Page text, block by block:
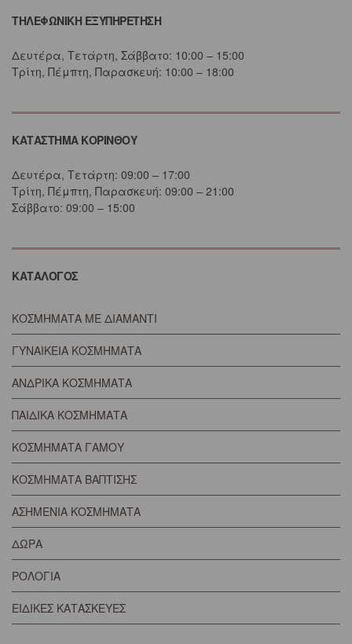
ΤΗΛΕΦΩΝΙΚΗ ΕΞΥΠΗΡΕΤΗΣΗ
Δευτέρα, Τετάρτη, Σάββατο: 10:00 – 15:00
Τρίτη, Πέμπτη, Παρασκευή: 10:00 – 18:00
ΚΑΤΑΣΤΗΜΑ ΚΟΡΙΝΘΟΥ
Δευτέρα, Τετάρτη: 09:00 – 17:00
Τρίτη, Πέμπτη, Παρασκευή: 09:00 – 21:00
Σάββατο: 09:00 – 15:00
ΚΑΤΑΛΟΓΟΣ
ΚΟΣΜΗΜΑΤΑ ΜΕ ΔΙΑΜΑΝΤΙ
ΓΥΝΑΙΚΕΙΑ ΚΟΣΜΗΜΑΤΑ
ΑΝΔΡΙΚΑ ΚΟΣΜΗΜΑΤΑ
ΠΑΙΔΙΚΑ ΚΟΣΜΗΜΑΤΑ
ΚΟΣΜΗΜΑΤΑ ΓΑΜΟΥ
ΚΟΣΜΗΜΑΤΑ ΒΑΠΤΙΣΗΣ
ΑΣΗΜΕΝΙΑ ΚΟΣΜΗΜΑΤΑ
ΔΩΡΑ
ΡΟΛΟΓΙΑ
ΕΙΔΙΚΕΣ ΚΑΤΑΣΚΕΥΕΣ